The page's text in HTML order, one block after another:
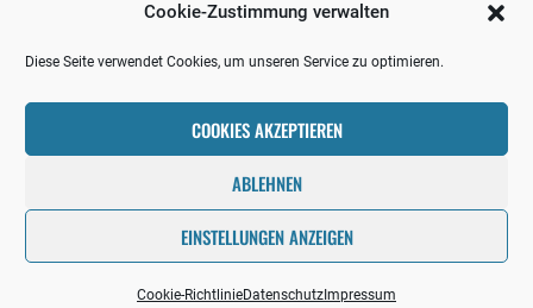
Cookie-Zustimmung verwalten
Diese Seite verwendet Cookies, um unseren Service zu optimieren.
COOKIES AKZEPTIEREN
ABLEHNEN
EINSTELLUNGEN ANZEIGEN
Cookie-RichtlinieDatenschutz Impressum
Ausstellungen/Projekte 2026
30. April 2026
Copyright © 2026VISIBLE COLOURSDatenschutz